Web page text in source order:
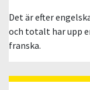
Det är efter
och totalt har upp
franska.